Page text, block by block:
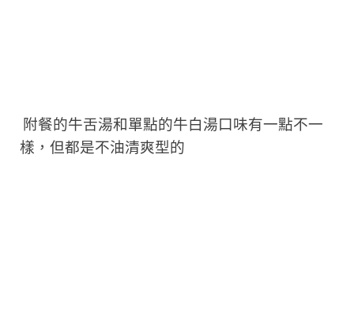
附餐的牛舌湯和單點的牛白湯口味有一點不一
樣，但都是不油清爽型的